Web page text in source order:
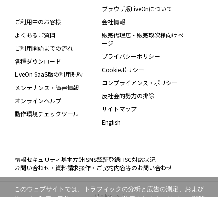
ブラウザ版LiveOnについて
ご利用中のお客様
よくあるご質問
ご利用開始までの流れ
各種ダウンロード
LiveOn SaaS版の利用規約
メンテナンス・障害情報
オンラインヘルプ
動作環境チェックツール
会社情報
販売代理店・販売取次様向けペ
ージ
プライバシーポリシー
Cookieポリシー
コンプライアンス・ポリシー
反社会的勢力の排除
サイトマップ
English
情報セキュリティ基本方針ISMS認証登録FISC対応状況
お問い合わせ・資料請求操作・ご契約内容等のお問い合わせ
\ Follow Us! /
このウェブサイトでは、トラフィックの分析と広告の測定、および